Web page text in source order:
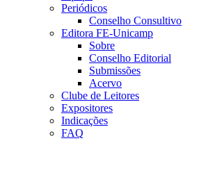
Periódicos
Conselho Consultivo
Editora FE-Unicamp
Sobre
Conselho Editorial
Submissões
Acervo
Clube de Leitores
Expositores
Indicações
FAQ